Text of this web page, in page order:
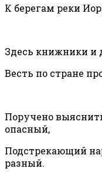
К берегам реки
Здесь книжники и
Весть по стране
Поручено
опасный,
Подстрекающий
разный.